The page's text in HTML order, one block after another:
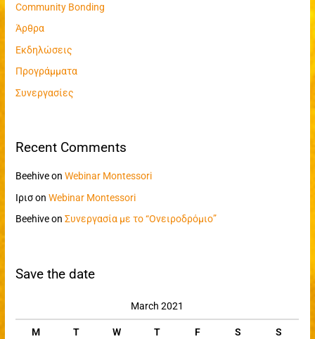
Community Bonding
Άρθρα
Εκδηλώσεις
Προγράμματα
Συνεργασίες
Recent Comments
BeehiveonWebinar Montessori
ΙρισonWebinar Montessori
BeehiveonΣυνεργασία με το “Ονειροδρόμιο”
Save the date
March 2021
M T W T F S S